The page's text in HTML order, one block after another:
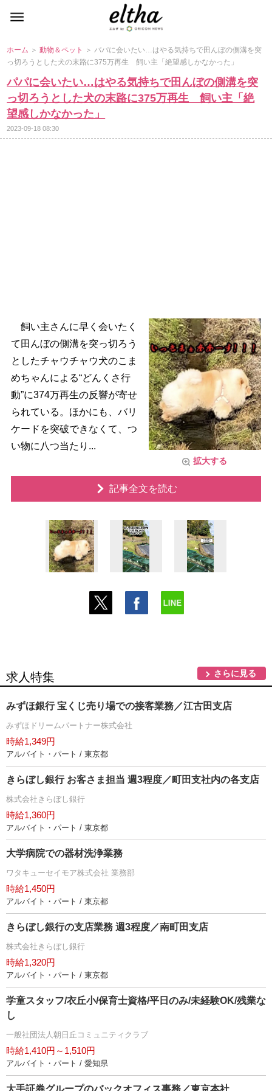
ホーム ＞動物＆ペット
＞ パパに会いたい…はやる気持ちで田んぼの側溝を突
っ切ろうとした犬の末路に375万再生 飼い主「絶望感しかなかった」
パパに会いたい…はやる気持ちで田んぼの側溝を突
っ切ろうとした犬の末路に375万再生 飼い主「絶
望感しかなかった」
2023-09-18 08:30
拡大する
飼い主さんに早く会いたく
て田んぼの側溝を突っ切ろう
としたチャウチャウ犬のこま
めちゃんによる“どんくさ行
動”に374万再生の反響が寄せ
られている。ほかにも、バリ
ケードを突破できなくて、つ
い物に八つ当たり...
記事全文を読む
求人特集 さらに見る
みずほ銀行 宝くじ売り場での接客業務／江古田支店
みずほドリームパートナー株式会社
時給1,349円
アルバイト・パート / 東京都
きらぼし銀行 お客さま担当 週3程度／町田支社内の各支店
株式会社きらぼし銀行
時給1,360円
アルバイト・パート / 東京都
大学病院での器材洗浄業務
ワタキューセイモア株式会社 業務部
時給1,450円
アルバイト・パート / 東京都
きらぼし銀行の支店業務 週3程度／南町田支店
株式会社きらぼし銀行
時給1,320円
アルバイト・パート / 東京都
学童スタッフ/衣丘小/保育士資格/平日のみ/未経験OK/残業な
し
一般社団法人朝日丘コミュニティクラブ
時給1,410円～1,510円
アルバイト・パート / 愛知県
大手証券グループのバックオフィス事務／東京本社